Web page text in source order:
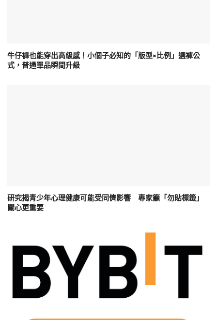
牛仔褲也能穿出高級感！小個子必知的「版型×比例」選褲公
式，普通單品瞬間升級
研究揭青少年心理健康可能受同儕影響 專家籲「勿貼標籤」
關心更重要